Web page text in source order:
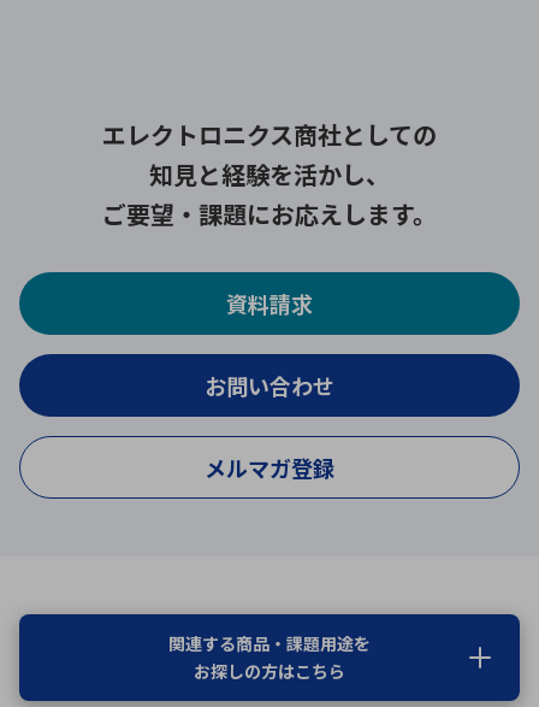
エレクトロニクス商社としての
知見と経験を活かし、
ご要望・課題にお応えします。
資料請求
お問い合わせ
メルマガ登録
関連する商品・課題用途を
お探しの方はこちら